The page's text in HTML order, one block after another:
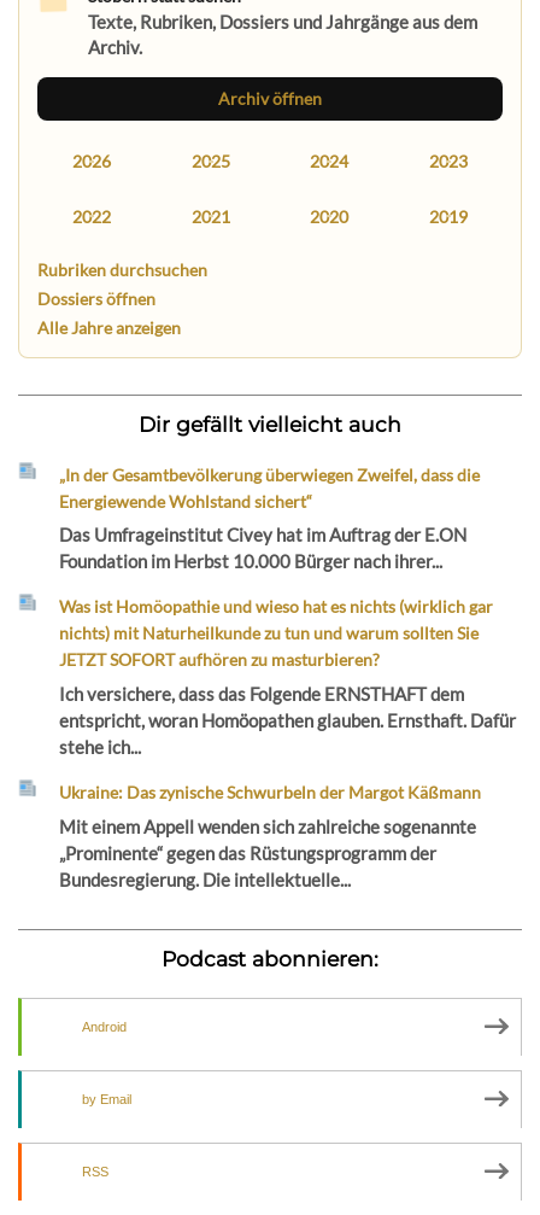
Texte, Rubriken, Dossiers und Jahrgänge aus dem
Archiv.
Archiv öffnen
2026 2025 2024 2023
2022 2021 2020 2019
Rubriken durchsuchen
Dossiers öffnen
Alle Jahre anzeigen
Dir gefällt vielleicht auch
„In der Gesamtbevölkerung überwiegen Zweifel, dass die
Energiewende Wohlstand sichert“
Das Umfrageinstitut Civey hat im Auftrag der E.ON
Foundation im Herbst 10.000 Bürger nach ihrer...
Was ist Homöopathie und wieso hat es nichts (wirklich gar
nichts) mit Naturheilkunde zu tun und warum sollten Sie
JETZT SOFORT aufhören zu masturbieren?
Ich versichere, dass das Folgende ERNSTHAFT dem
entspricht, woran Homöopathen glauben. Ernsthaft. Dafür
stehe ich...
Ukraine: Das zynische Schwurbeln der Margot Käßmann
Mit einem Appell wenden sich zahlreiche sogenannte
„Prominente“ gegen das Rüstungsprogramm der
Bundesregierung. Die intellektuelle...
Podcast abonnieren:
Android
by Email
RSS